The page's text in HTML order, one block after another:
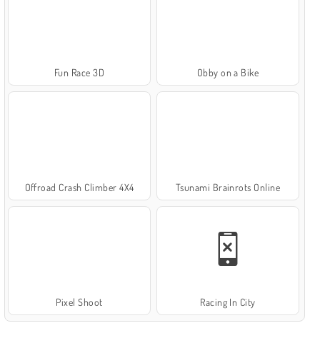
Fun Race 3D Obby on a Bike
Offroad Crash Climber 4X4 Tsunami Brainrots Online
Pixel Shoot Racing In City